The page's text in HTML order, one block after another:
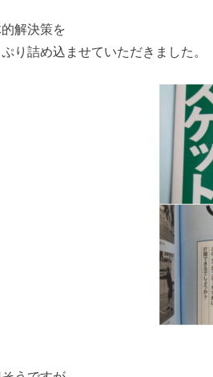
解決策を
り詰め込ませていただきました。